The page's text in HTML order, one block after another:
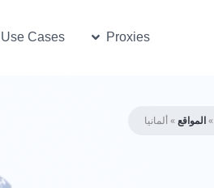
Proxies
Open Proxies
Use Cases
»المواقع»ألمانيا